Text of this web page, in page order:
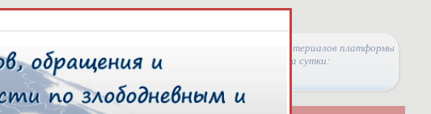
Просмотры материалов платформы
за сутки: